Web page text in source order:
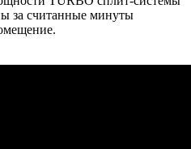
за считанные минуты